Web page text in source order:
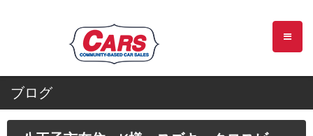
ブログ